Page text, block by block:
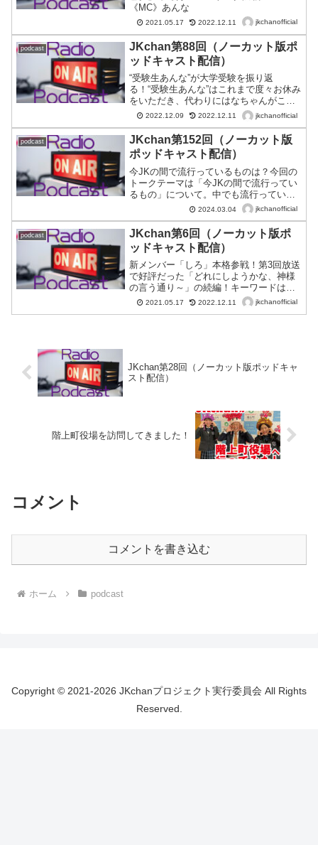
《MC》あんな
2021.05.17 2022.12.11 jkchanofficial
podcast
JKchan第88回（ノーカット版ポ
ッドキャスト配信）
“受験生あんな”が大学受験を振り返
る！“受験生あんな”はこれまで度々お休み
をいただき、代わりにはなちゃんがこの
番組のお留守番を頑張ってくれました
が、あんなの受験が無事に終了しまし
た！そして、無事に合格することが出来
ました！！これもひとえに、日ごろから
JKchanを応援してくださっている皆様の
おかげです。本当にありがとうございま
す。そこで今回と次回の2回に渡っ
て、“あんなの受験エピソード”をお送りし
ます♪今の受験の仕組みや、大変だったこ
と、そして乗り越える秘訣など、今受験
を迎えている人はもちろん、受験生の子
を持つ親にとっても役に立つ13分です♪
2022.12.09 2022.12.11 jkchanofficial
podcast
JKchan第152回（ノーカット版
ポッドキャスト配信）
今JKの間で流行っているものは？今回の
トークテーマは「今JKの間で流行ってい
るもの」について。中でも流行っている
ものは「BeReal（ビー・リアル）」とい
うスマートフォンアプリ。「BeReal」は
2020年に公開されたフランスのSNSアプ
リ...
2024.03.04 jkchanofficial
podcast
JKchan第6回（ノーカット版ポ
ッドキャスト配信）
新メンバー「しろ」本格参戦！第3回放送
で好評だった「どれにしようかな、神様
の言う通り～」の続編！キーワードは
「あぶらむし」！？《MC》あんな、ポリ
2021.05.17 2022.12.11 jkchanofficial
JKchan第28回（ノーカット版ポッドキャ
スト配信）
階上町役場を訪問してきました！
コメント
コメントを書き込む
ホーム podcast
Copyright © 2021-2026 JKchanプロジェクト実行委員会 All Rights
Reserved.